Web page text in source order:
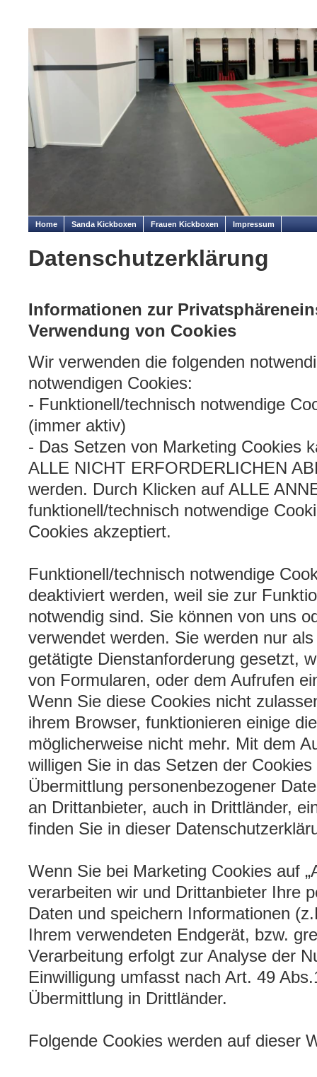
Home Sanda Kickboxen Frauen Kickboxen Impressum
Datenschutzerklärung
Informationen zur
Verwendung von Cookies
Wir verwenden die folgenden
notwendigen Cookies:
- Funktionell/technisch notwendige
(immer aktiv)
- Das Setzen von Marketing Cookies
ALLE NICHT ERFORDERLICHEN
werden. Durch Klicken auf ALLE
funktionell/technisch notwendige
Cookies akzeptiert.
Funktionell/technisch notwendige
deaktiviert werden, weil sie zur
notwendig sind. Sie können von uns
verwendet werden. Sie werden nur
getätigte Dienstanforderung gesetzt,
von Formularen, oder dem Aufrufen
Wenn Sie diese Cookies nicht
ihrem Browser, funktionieren einige
möglicherweise nicht mehr. Mit dem
willigen Sie in das Setzen der
Übermittlung personenbezogener
an Drittanbieter, auch in Drittländer,
finden Sie in dieser
Wenn Sie bei Marketing Cookies auf
verarbeiten wir und Drittanbieter Ihre
Daten und speichern Informationen
Ihrem verwendeten Endgerät, bzw.
Verarbeitung erfolgt zur Analyse der
Einwilligung umfasst nach Art. 49
Übermittlung in Drittländer.
Folgende Cookies werden auf dieser